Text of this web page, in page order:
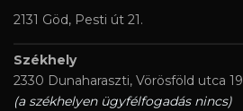
2131 Göd, Pesti út 21.
Székhely
2330 Dunaharaszti, Vörösföld utca
(a székhelyen ügyfélfogadás nincs)